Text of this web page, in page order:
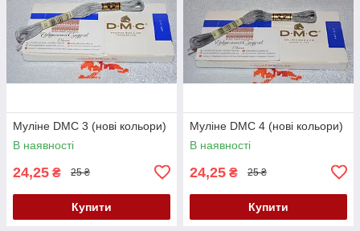
Муліне DMC 3 (нові кольори)
В наявності
24,25 ₴ 25 ₴
Купити
Муліне DMC 4 (нові кольори)
В наявності
24,25 ₴ 25 ₴
Купити